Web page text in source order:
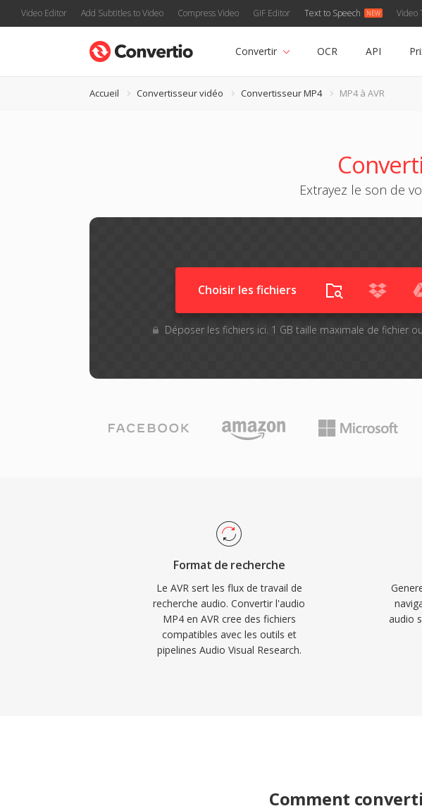
Video Editor Add Subtitles to Video Compress Video GIF Editor Text to Speech Video
Convertir OCR API
Accueil Convertisseur vidéo Convertisseur MP4 MP4 à AVR
Extrayez le son de
Choisir les fichiers
Déposer les fichiers ici. 1 GB taille maximale de fichier ou
Format de recherche
Le AVR sert les flux de travail de
recherche audio. Convertir l'audio
MP4 en AVR cree des fichiers
compatibles avec les outils et
pipelines Audio Visual Research.
audio
Comment